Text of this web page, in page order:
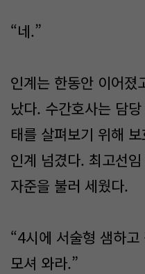
“네.”
인계는 한동안 이어
났다. 수간호사는 담
태를 살펴보기 위해
인계 넘겼다. 최고선
자준을 불러 세웠다.
“4시에 서술형 샘하
모셔 와라.”